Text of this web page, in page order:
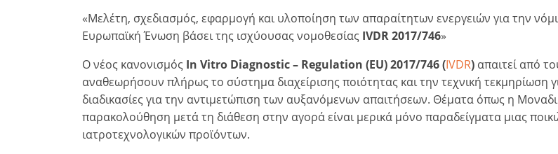
«Μελέτη, σχεδιασμός, εφαρμογή και υλοποίηση των απαραίτητων ενεργειών για την
Ευρωπαϊκή Ένωση βάσει της ισχύουσας νομοθεσίας IVDR 2017/746»
Ο νέος κανονισμός In Vitro Diagnostic – Regulation (EU) 2017/746 (IVDR) απαιτεί από
αναθεωρήσουν πλήρως το σύστημα διαχείρισης ποιότητας και την τεχνική τεκμηρίωση
διαδικασίες για την αντιμετώπιση των αυξανόμενων απαιτήσεων. Θέματα όπως η
παρακολούθηση μετά τη διάθεση στην αγορά είναι μερικά μόνο παραδείγματα μιας
ιατροτεχνολογικών προϊόντων.